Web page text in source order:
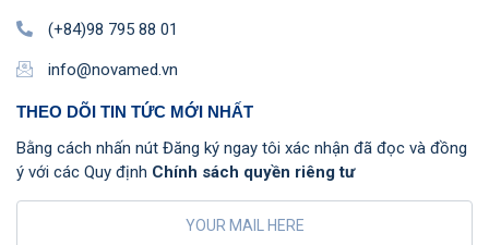
(+84)98 795 88 01
info@novamed.vn
THEO DÕI TIN TỨC MỚI NHẤT
Bằng cách nhấn nút Đăng ký ngay tôi xác nhận đã đọc và đồng
ý với các Quy định Chính sách quyền riêng tư